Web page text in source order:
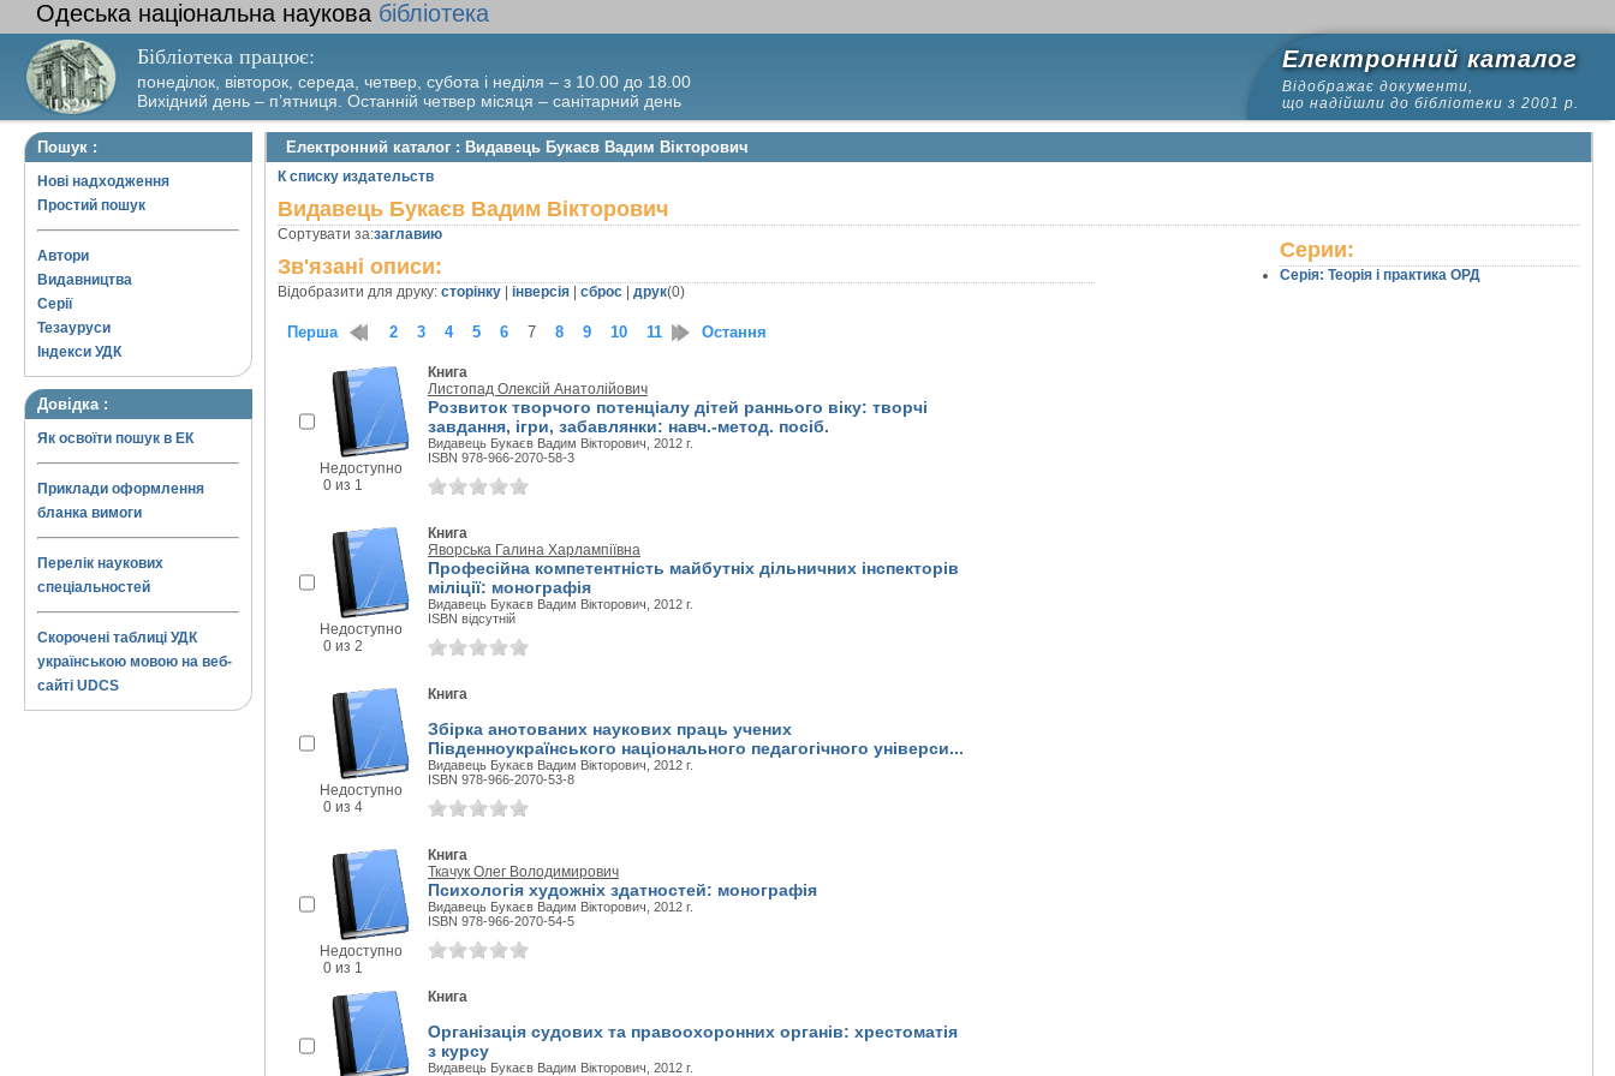
Одеська національна наукова бібліотека
Бібліотека працює:
понеділок, вівторок, середа, четвер, субота і неділя – з 10.00 до 18.00
Вихідний день – п’ятниця. Останній четвер місяця – санітарний день
Електронний каталог
Відображає документи,
що надійшли до бібліотеки з 2001 р.
Пошук :
Нові надходження
Простий пошук
Автори
Видавництва
Серії
Тезауруси
Індекси УДК
Довідка :
Як освоїти пошук в ЕК
Приклади оформлення
бланка вимоги
Перелік наукових
спеціальностей
Скорочені таблиці УДК
українською мовою на веб-
сайті UDCS
Електронний каталог : Видавець Букаєв Вадим Вікторович
К списку издательств
Видавець Букаєв Вадим Вікторович
Сортувати за:заглавию
Зв'язані описи:
Відобразити для друку: сторінку інверсія сброс друк(0)
Перша 1 2 3 4 5 6 7 8 9 10 11 12 13 14
Остання
Недоступно
0 из 1
Книга
Листопад Олексій Анатолійович
Розвиток творчого потенціалу дітей раннього віку: творчі
завдання, ігри, забавлянки: навч.-метод. посіб.
Видавець Букаєв Вадим Вікторович, 2012 г.
ISBN 978-966-2070-58-3
Недоступно
0 из 2
Книга
Яворська Галина Харлампіївна
Професійна компетентність майбутніх дільничних інспекторів
міліції: монографія
Видавець Букаєв Вадим Вікторович, 2012 г.
ISBN відсутній
Недоступно
0 из 4
Книга
Збірка анотованих наукових праць учених
Південноукраїнського національного педагогічного універси...
Видавець Букаєв Вадим Вікторович, 2012 г.
ISBN 978-966-2070-53-8
Недоступно
0 из 1
Книга
Ткачук Олег Володимирович
Психологія художніх здатностей: монографія
Видавець Букаєв Вадим Вікторович, 2012 г.
ISBN 978-966-2070-54-5
Книга
Організація судових та правоохоронних органів: хрестоматія
з курсу
Видавець Букаєв Вадим Вікторович, 2012 г.
Серии:
Серія: Теорія і практика ОРД